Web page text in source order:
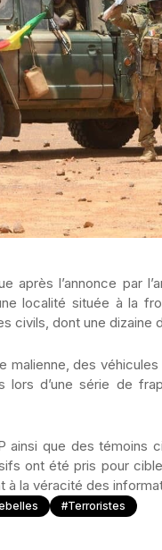
après l’annonce par
localité située à la
civils, dont une dizaine
malienne, des
lors d’une série de
ainsi que des
ont été pris pour
la véracité des
#Terroristes